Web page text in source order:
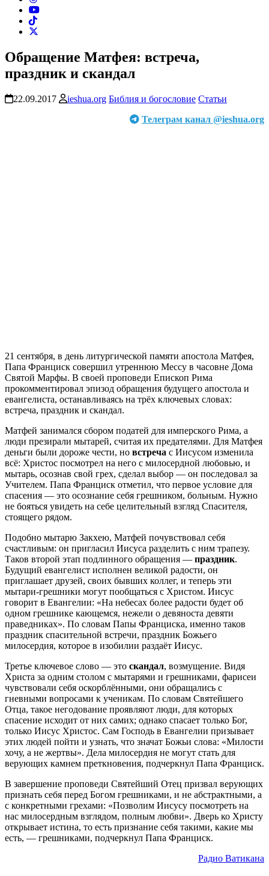
Обращение Матфея: встреча,
праздник и скандал
22.09.2017 ieshua.org Библия и богословие Статьи
Телеграм канал @ieshua.org
21 сентября, в день литургической памяти апостола Матфея,
Папа Франциск совершил утреннюю Мессу в часовне Дома
Святой Марфы. В своей проповеди Епископ Рима
прокомментировал эпизод обращения будущего апостола и
евангелиста, останавливаясь на трёх ключевых словах:
встреча, праздник и скандал.
Матфей занимался сбором податей для имперского Рима, а
люди презирали мытарей, считая их предателями. Для Матфея
деньги были дороже чести, но встреча с Иисусом изменила
всё: Христос посмотрел на него с милосердной любовью, и
мытарь, осознав свой грех, сделал выбор — он последовал за
Учителем. Папа Франциск отметил, что первое условие для
спасения — это осознание себя грешником, больным. Нужно
не бояться увидеть на себе целительный взгляд Спасителя,
стоящего рядом.
Подобно мытарю Закхею, Матфей почувствовал себя
счастливым: он пригласил Иисуса разделить с ним трапезу.
Таков второй этап подлинного обращения — праздник.
Будущий евангелист исполнен великой радости, он
приглашает друзей, своих бывших коллег, и теперь эти
мытари-грешники могут пообщаться с Христом. Иисус
говорит в Евангелии: «На небесах более радости будет об
одном грешнике кающемся, нежели о девяноста девяти
праведниках». По словам Папы Франциска, именно таков
праздник спасительной встречи, праздник Божьего
милосердия, которое в изобилии раздаёт Иисус.
Третье ключевое слово — это скандал, возмущение. Видя
Христа за одним столом с мытарями и грешниками, фарисеи
чувствовали себя оскорблёнными, они обращались с
гневными вопросами к ученикам. По словам Святейшего
Отца, такое негодование проявляют люди, для которых
спасение исходит от них самих; однако спасает только Бог,
только Иисус Христос. Сам Господь в Евангелии призывает
этих людей пойти и узнать, что значат Божьи слова: «Милости
хочу, а не жертвы». Дела милосердия не могут стать для
верующих камнем преткновения, подчеркнул Папа Франциск.
В завершение проповеди Святейший Отец призвал верующих
признать себя перед Богом грешниками, и не абстрактными, а
с конкретными грехами: «Позволим Иисусу посмотреть на
нас милосердным взглядом, полным любви». Дверь ко Христу
открывает истина, то есть признание себя такими, какие мы
есть, — грешниками, подчеркнул Папа Франциск.
Радио Ватикана